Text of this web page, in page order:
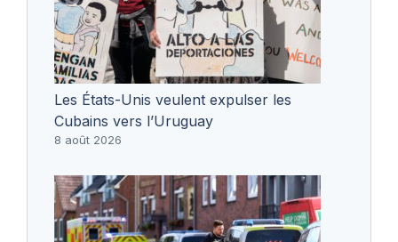
Les États-Unis veulent expulser les
Cubains vers l’Uruguay
8 août 2026